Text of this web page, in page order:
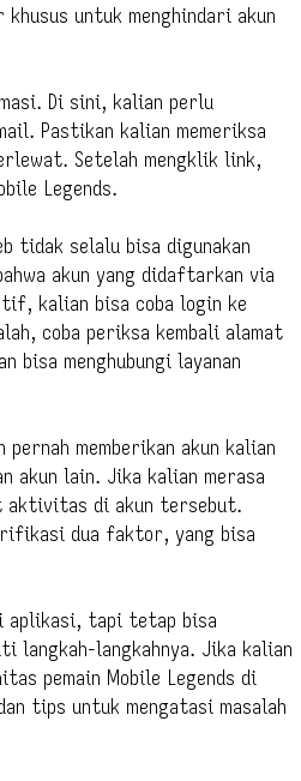
untuk menghindari akun
Di sini, kalian perlu
Pastikan kalian memeriksa
Setelah mengklik link,
Legends.
tidak selalu bisa digunakan
akun yang didaftarkan via
kalian bisa coba login ke
coba periksa kembali alamat
bisa menghubungi layanan
memberikan akun kalian
akun lain. Jika kalian merasa
aktivitas di akun tersebut.
dua faktor, yang bisa
aplikasi, tapi tetap bisa
langkah-langkahnya. Jika kalian
pemain Mobile Legends di
tips untuk mengatasi masalah